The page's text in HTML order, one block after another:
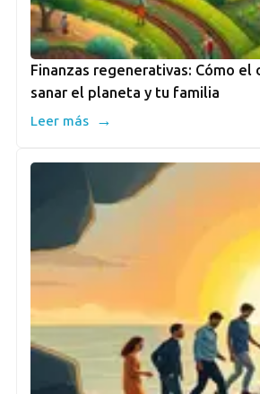
Finanzas regenerativas: Cómo el
sanar el planeta y tu familia
Leer más →